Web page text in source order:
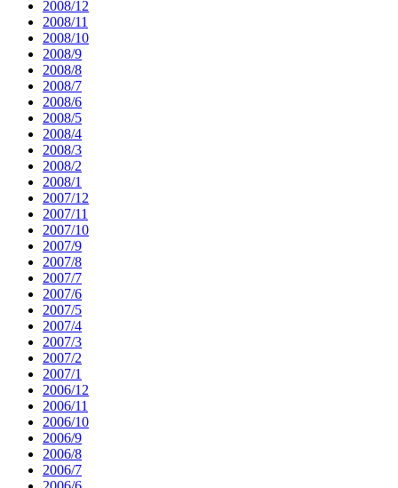
2008/12
2008/11
2008/10
2008/9
2008/8
2008/7
2008/6
2008/5
2008/4
2008/3
2008/2
2008/1
2007/12
2007/11
2007/10
2007/9
2007/8
2007/7
2007/6
2007/5
2007/4
2007/3
2007/2
2007/1
2006/12
2006/11
2006/10
2006/9
2006/8
2006/7